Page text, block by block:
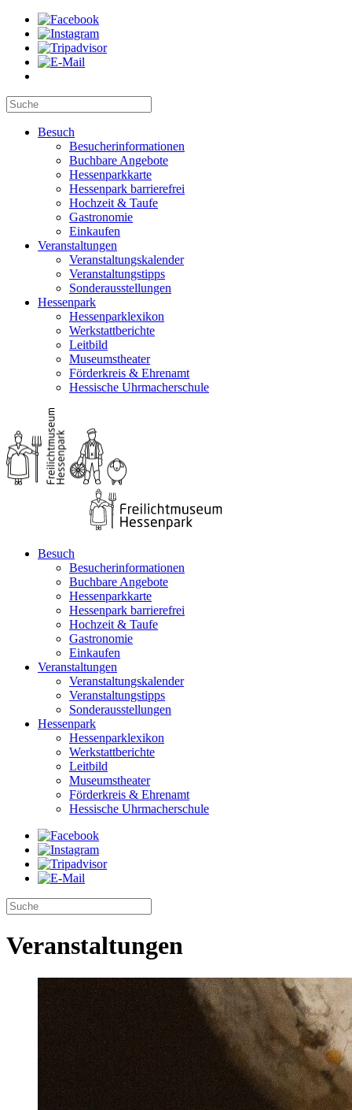
Besuch
Besucherinformationen
Buchbare Angebote
Hessenparkkarte
Hessenpark barrierefrei
Hochzeit & Taufe
Gastronomie
Einkaufen
Veranstaltungen
Veranstaltungskalender
Veranstaltungstipps
Sonderausstellungen
Hessenpark
Hessenparklexikon
Werkstattberichte
Leitbild
Museumstheater
Förderkreis & Ehrenamt
Hessische Uhrmacherschule
Besuch
Besucherinformationen
Buchbare Angebote
Hessenparkkarte
Hessenpark barrierefrei
Hochzeit & Taufe
Gastronomie
Einkaufen
Veranstaltungen
Veranstaltungskalender
Veranstaltungstipps
Sonderausstellungen
Hessenpark
Hessenparklexikon
Werkstattberichte
Leitbild
Museumstheater
Förderkreis & Ehrenamt
Hessische Uhrmacherschule
Veranstaltungen